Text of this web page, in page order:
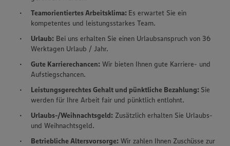
Teamorientiertes Arbeitsklima: Es erwartet Sie ein
kompetentes und leistungsstarkes Team.
Urlaub: Bei uns erhalten Sie einen Urlaubsanspruch von 36
Werktagen Urlaub / Jahr.
Gute Karrierechancen: Wir bieten Ihnen gute Karriere- und
Aufstiegschancen.
Leistungsgerechtes Gehalt und pünktliche Bezahlung: Sie
werden für Ihre Arbeit fair und pünktlich entlohnt.
Urlaubs-/Weihnachtsgeld: Zusätzlich erhalten Sie Urlaubs-
und Weihnachtsgeld.
Betriebliche Altersvorsorge: Wir zahlen Ihnen Zuschüsse zur